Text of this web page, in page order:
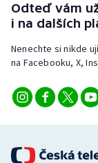
Triatlon
Veslování
Volejbal
Odteď vám
i na dalších
Nenechte si nikde
na Facebooku, X,